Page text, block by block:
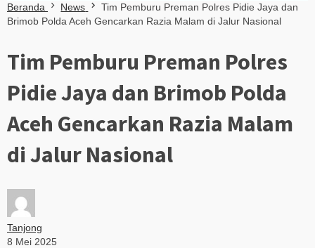
Beranda
News
Tim Pemburu Preman Polres Pidie Jaya dan
Brimob Polda Aceh Gencarkan Razia Malam di Jalur Nasional
Tim Pemburu Preman Polres
Pidie Jaya dan Brimob Polda
Aceh Gencarkan Razia Malam
di Jalur Nasional
Tanjong
8 Mei 2025